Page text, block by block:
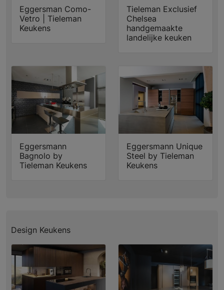
Eggersman Como-
Vetro | Tieleman
Keukens
Tieleman Exclusief
Chelsea
handgemaakte
landelijke keuken
Eggersmann
Bagnolo by
Tieleman Keukens
Eggersmann Unique
Steel by Tieleman
Keukens
Design Keukens